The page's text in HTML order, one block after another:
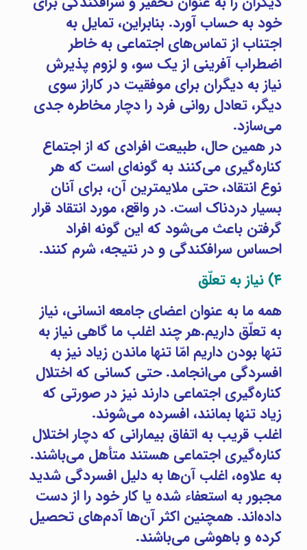
خود به حساب آورد. بنابراین، تمایل به
اجتناب از تماس‌های اجتماعی به خاطر
اضطراب آفرینی از یک سو، و لزوم پذیرش
نیاز به دیگران برای موفقیت در کاراز سوی
دیگر، تعادل روانی فرد را دچار مخاطره جدی
می‌سازد.
در همین حال، طبیعت افرادی که از اجتماع
کناره‌گیری می‌کنند به گونه‌ای است که هر
نوع انتقاد، حتی ملایمترین آن، برای آنان
بسیار دردناک است. در واقع، مورد انتقاد قرار
گرفتن باعث می‌شود که این گونه افراد
احساس سرافکندگی و در نتیجه، شرم کنند.
۴) نیاز به تعلّق
همه ما به عنوان اعضای جامعه انسانی، نیاز
به تعلّق داریم.هر چند اغلب ما گاهی نیاز به
تنها بودن داریم امّا تنها ماندن زیاد نیز به
افسردگی می‌انجامد. حتی کسانی که اختلال
کناره‌گیری اجتماعی دارند نیز در صورتی که
زیاد تنها بمانند، افسرده می‌شوند.
اغلب قریب به اتفاق بیمارانی که دچار اختلال
کناره‌گیری اجتماعی هستند متأهل می‌باشند.
به علاوه، اغلب آن‌ها به دلیل افسردگی شدید
مجبور به استعفاء شده یا کار خود را از دست
داده‌اند. همچنین اکثر آن‌ها آدم‌های تحصیل
کرده و باهوشی می‌باشند.